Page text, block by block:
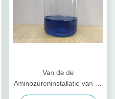
Van de de
Aminozureninstallatie van de
vloeibare toestand van het